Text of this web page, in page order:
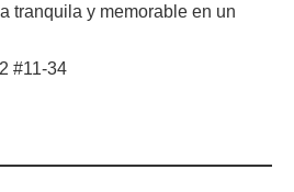
tranquila y memorable en un
#11-34